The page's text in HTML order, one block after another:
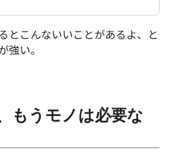
とこんないいことがあるよ、と
強い。
もうモノは必要な